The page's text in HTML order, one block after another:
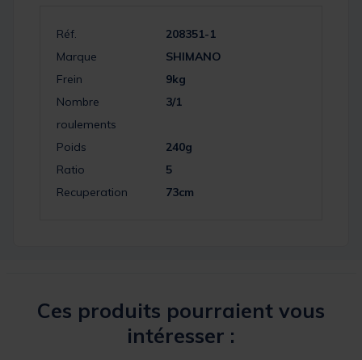
Réf.
208351-1
Marque
SHIMANO
Frein
9kg
Nombre
roulements
3/1
Poids
240g
Ratio
5
Recuperation
73cm
Ces produits pourraient vous
intéresser :